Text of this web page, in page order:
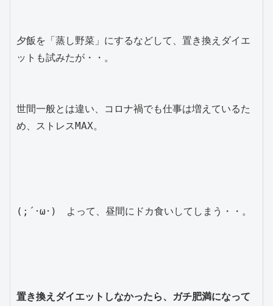
夕飯を「蒸し野菜」にするなどして、置き換えダイエ
ットも試みたが・・。
世間一般とは違い、コロナ禍でも仕事は増えているた
め、ストレスMAX。
(;´･ω･)　よって、昼間にドカ食いしてしまう・・。
置き換えダイエットしなかったら、ガチ肥満になって